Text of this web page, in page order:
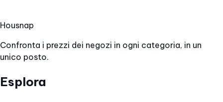
Housnap
Confronta i prezzi dei negozi in ogni categoria, in un
unico posto.
Esplora